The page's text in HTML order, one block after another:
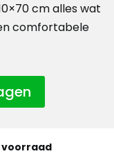
cm alles wat
comfortabele
voorraad